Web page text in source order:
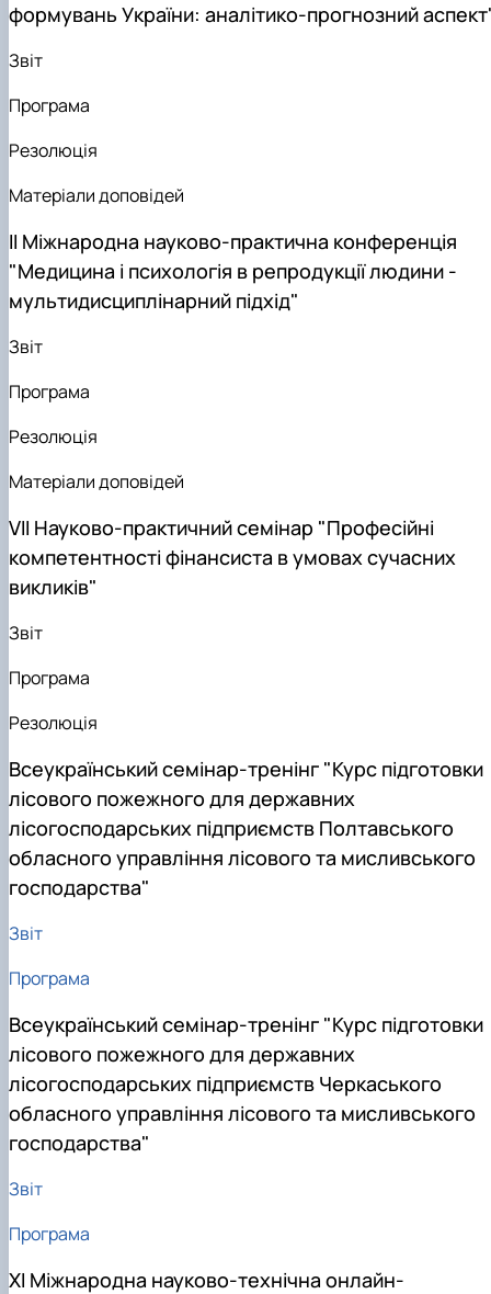
формувань України: аналітико-прогнозний
Звіт
Програма
Резолюція
Матеріали доповідей
IІ Міжнародна науково-практична конференція
"Медицина і психологія в репродукції людини -
мультидисциплінарний підхід"
Звіт
Програма
Резолюція
Матеріали доповідей
VIІ Науково-практичний семінар "Професійні
компетентності фінансиста в умовах сучасних
викликів"
Звіт
Програма
Резолюція
Всеукраїнський семінар-тренінг "Курс підготовки
лісового пожежного для державних
лісогосподарських підприємств Полтавського
обласного управління лісового та мисливського
господарства"
Звіт
Програма
Всеукраїнський семінар-тренінг "Курс підготовки
лісового пожежного для державних
лісогосподарських підприємств Черкаського
обласного управління лісового та мисливського
господарства"
Звіт
Програма
ХІ Міжнародна науково-технічна онлайн-